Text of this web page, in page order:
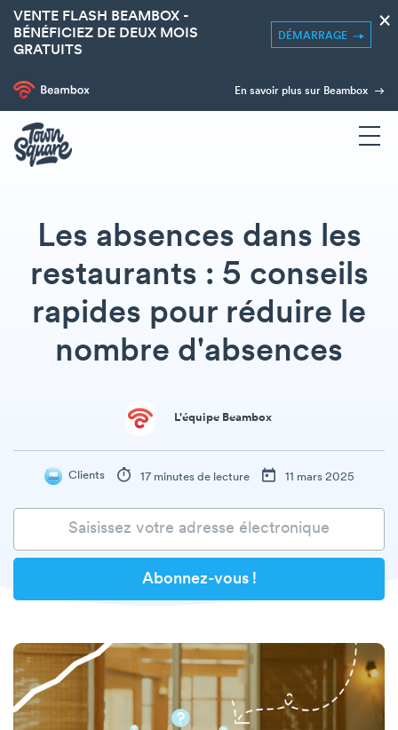
VENTE FLASH BEAMBOX -
BÉNÉFICIEZ DE DEUX MOIS
GRATUITS
DÉMARRAGE
×
En savoir plus sur Beambox
Les absences dans les
restaurants : 5 conseils
rapides pour réduire le
nombre d'absences
L'équipe Beambox
Clients 17 minutes de lecture 11 mars 2025